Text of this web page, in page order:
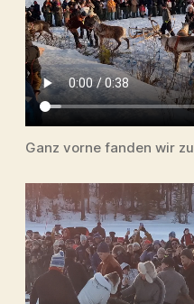
Ganz vorne fanden wir